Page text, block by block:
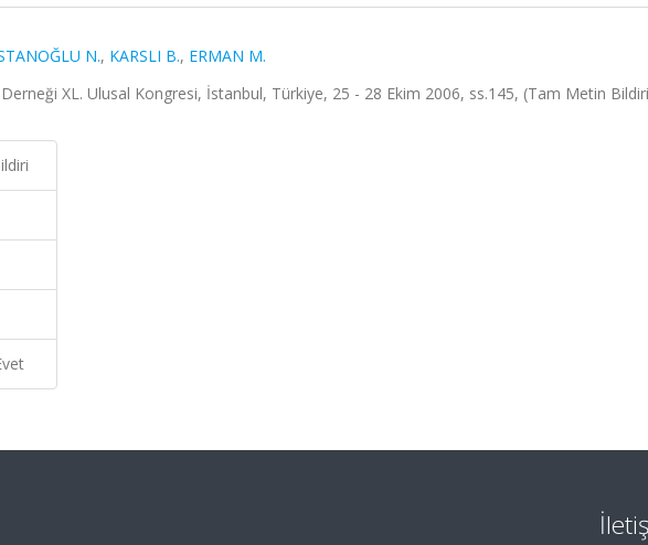
N., KARSLI B., ERMAN M.
XL. Ulusal Kongresi, İstanbul, Türkiye, 25 - 28 Ekim 2006, ss.145, (Tam Metin